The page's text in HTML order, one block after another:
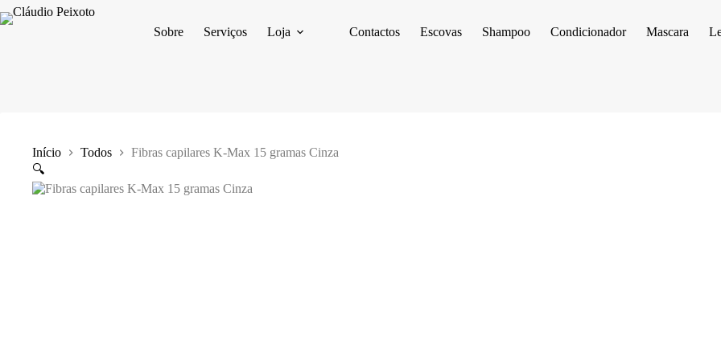
Pular
para
Sobre Serviços Loja Contactos Escovas Shampoo Condicionador Mascara
Início Todos
Fibras capilares K-Max 15 gramas Cinza
🔍